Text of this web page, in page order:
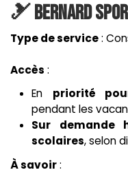
🎿Bernard
Type de service:
Accès :
​En priorité
pendant les
Sur demande
scolaires, selon
À savoir: